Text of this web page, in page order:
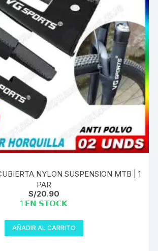
NYLON SUSPENSION MTB | 1
PAR
S/20.90
1 𝗘𝗡 𝗦𝗧𝗢𝗖𝗞
AÑADIR AL CARRITO